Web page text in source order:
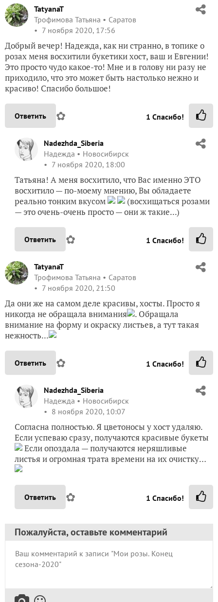
TatyanaT
Трофимова Татьяна
Саратов
7 ноября 2020, 17:56
Добрый вечер! Надежда, как ни странно, в топике о
розах меня восхитили букетики хост, ваш и Евгении!
Это просто чудо какое-то! Мне и в голову ни разу не
приходило, что это может быть настолько нежно и
красиво! Спасибо большое!
Ответить ✿ 1 Спасибо!
Nadezhda_Siberia
Надежда
Новосибирск
7 ноября 2020, 18:00
Татьяна! А меня восхитило, что Вас именно ЭТО
восхитило — по-моему мнению, Вы обладаете
реально тонким вкусом
(восхищаться розами
— это очень-очень просто — они ж такие...)
Ответить ✿ 1 Спасибо!
TatyanaT
Трофимова Татьяна
Саратов
7 ноября 2020, 21:50
Да они же на самом деле красивы, хосты. Просто я
никогда не обращала внимания
. Обращала
внимание на форму и окраску листьев, а тут такая
нежность...
Ответить ✿ 1 Спасибо!
Nadezhda_Siberia
Надежда
Новосибирск
8 ноября 2020, 10:07
Согласна полностью. Я цветоносы у хост удаляю.
Если успеваю сразу, получаются красивые букеты
Если опоздала — получаются неряшливые
листья и огромная трата времени на их очистку…
Ответить ✿ 1 Спасибо!
Пожалуйста, оставьте комментарий